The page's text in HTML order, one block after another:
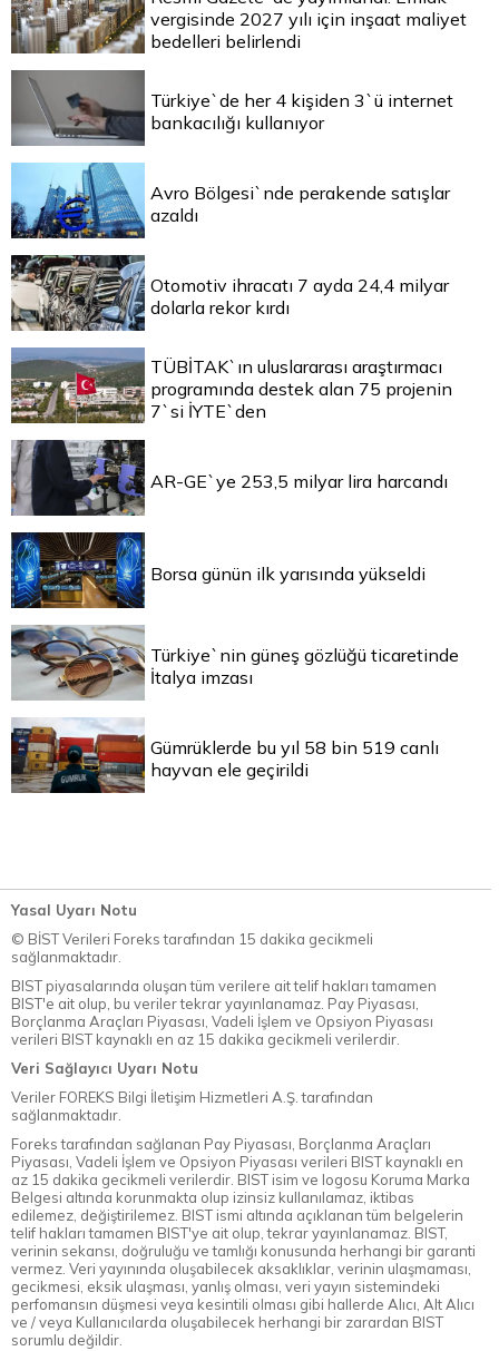
vergisinde 2027 yılı için inşaat maliyet
bedelleri belirlendi
Türkiye`de her 4 kişiden 3`ü internet
bankacılığı kullanıyor
Avro Bölgesi`nde perakende satışlar
azaldı
Otomotiv ihracatı 7 ayda 24,4 milyar
dolarla rekor kırdı
TÜBİTAK`ın uluslararası araştırmacı
programında destek alan 75 projenin
7`si İYTE`den
AR-GE`ye 253,5 milyar lira harcandı
Borsa günün ilk yarısında yükseldi
Türkiye`nin güneş gözlüğü ticaretinde
İtalya imzası
Gümrüklerde bu yıl 58 bin 519 canlı
hayvan ele geçirildi
Yasal Uyarı Notu
© BİST Verileri Foreks tarafından 15 dakika gecikmeli
sağlanmaktadır.
BIST piyasalarında oluşan tüm verilere ait telif hakları tamamen
BIST'e ait olup, bu veriler tekrar yayınlanamaz. Pay Piyasası,
Borçlanma Araçları Piyasası, Vadeli İşlem ve Opsiyon Piyasası
verileri BIST kaynaklı en az 15 dakika gecikmeli verilerdir.
Veri Sağlayıcı Uyarı Notu
Veriler FOREKS Bilgi İletişim Hizmetleri A.Ş. tarafından
sağlanmaktadır.
Foreks tarafından sağlanan Pay Piyasası, Borçlanma Araçları
Piyasası, Vadeli İşlem ve Opsiyon Piyasası verileri BIST kaynaklı en
az 15 dakika gecikmeli verilerdir. BIST isim ve logosu Koruma Marka
Belgesi altında korunmakta olup izinsiz kullanılamaz, iktibas
edilemez, değiştirilemez. BIST ismi altında açıklanan tüm belgelerin
telif hakları tamamen BIST'ye ait olup, tekrar yayınlanamaz. BIST,
verinin sekansı, doğruluğu ve tamlığı konusunda herhangi bir garanti
vermez. Veri yayınında oluşabilecek aksaklıklar, verinin ulaşmaması,
gecikmesi, eksik ulaşması, yanlış olması, veri yayın sistemindeki
perfomansın düşmesi veya kesintili olması gibi hallerde Alıcı, Alt Alıcı
ve / veya Kullanıcılarda oluşabilecek herhangi bir zarardan BIST
sorumlu değildir.